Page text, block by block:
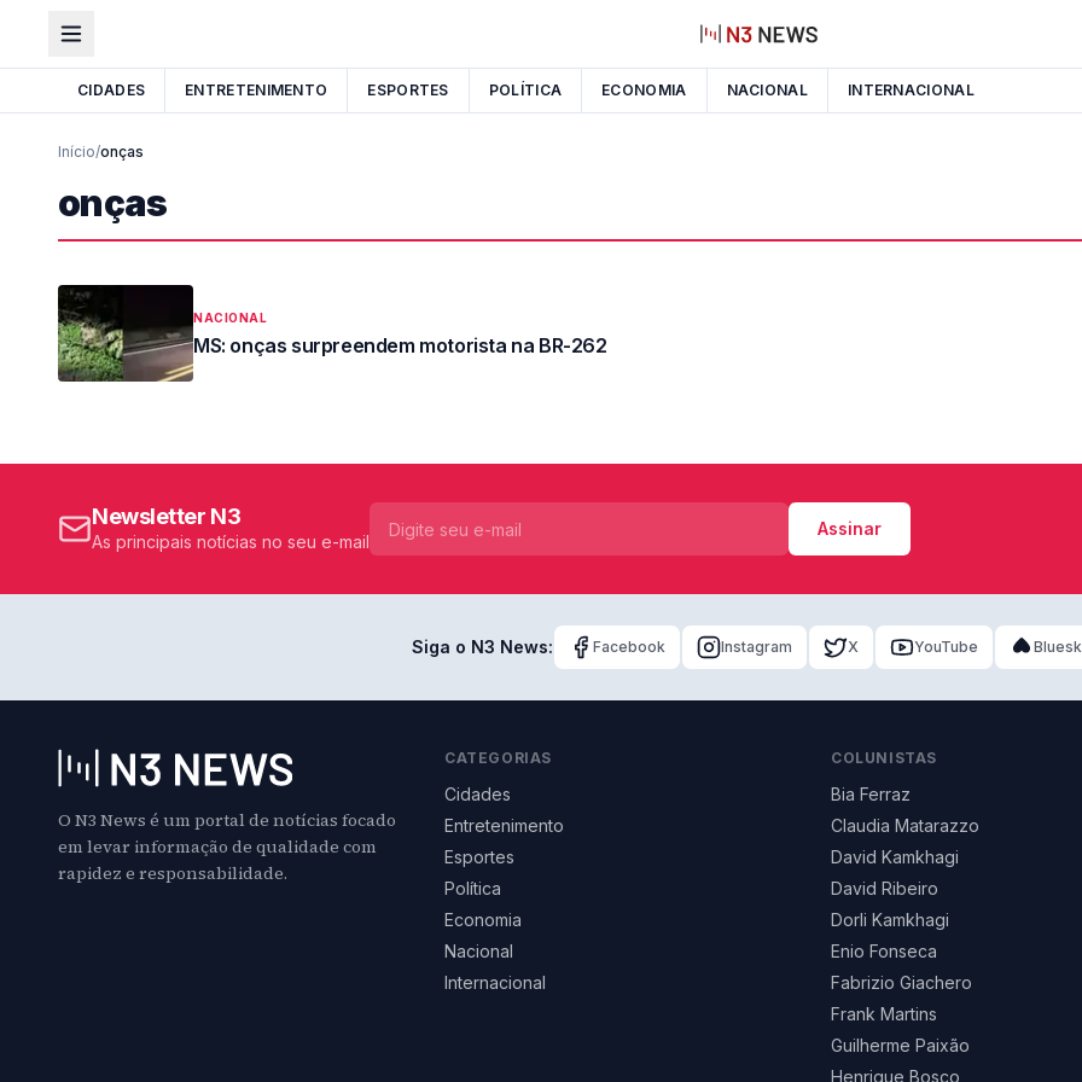
CIDADES ENTRETENIMENTO ESPORTES POLÍTICA ECONOMIA NACIONAL INTERNACIONAL
Início/onças
onças
NACIONAL
MS: onças surpreendem motorista na BR-262
Newsletter N3
As principais notícias no seu e-mail
Assinar
Siga o N3 News: Facebook Instagram X YouTube
O N3 News é um portal de notícias focado
em levar informação de qualidade com
rapidez e responsabilidade.
CATEGORIAS
Cidades
Entretenimento
Esportes
Política
Economia
Nacional
Internacional
COLUNISTAS
Bia Ferraz
Claudia Matarazzo
David Kamkhagi
David Ribeiro
Dorli Kamkhagi
Enio Fonseca
Fabrizio Giachero
Frank Martins
Guilherme Paixão
Henrique Bosco